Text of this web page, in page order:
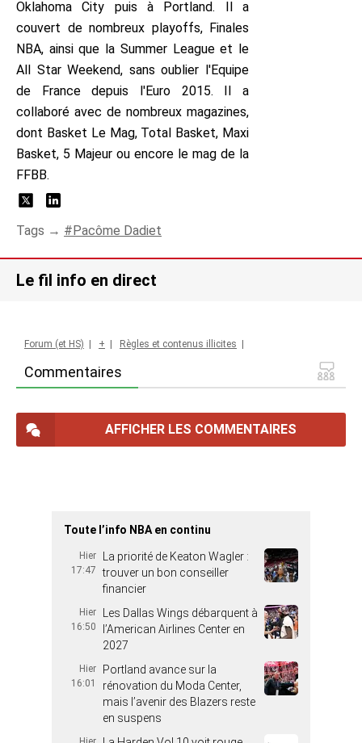
Oklahoma City puis à Portland. Il a
couvert de nombreux playoffs, Finales
NBA, ainsi que la Summer League et le
All Star Weekend, sans oublier l'Equipe
de France depuis l'Euro 2015. Il a
collaboré avec de nombreux magazines,
dont Basket Le Mag, Total Basket, Maxi
Basket, 5 Majeur ou encore le mag de la
FFBB.
Tags → Pacôme Dadiet
Le fil info en direct
Commentaires
Forum (et HS) + Règles et contenus illicites
AFFICHER LES COMMENTAIRES
Toute l’info NBA en continu
Hier
17:47
La priorité de Keaton Wagler :
trouver un bon conseiller
financier
Hier
16:50
Les Dallas Wings débarquent à
l’American Airlines Center en
2027
Hier
16:01
Portland avance sur la
rénovation du Moda Center,
mais l’avenir des Blazers reste
en suspens